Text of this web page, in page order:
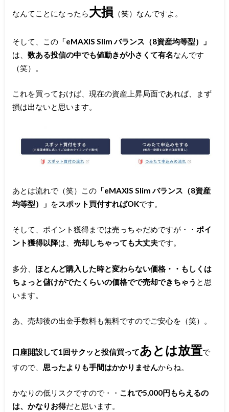
なんてことになったら大損 （笑）なんですよ。
そして、この「eMAXIS Slim バランス（8資産均等型）」
は、 数ある投信の中でも値動きが小さくて有名なんです
（笑）。
これを買っておけば、現在の資産上昇局面であれば、まず
損は出ないと思います。
あとは流れで（笑）この「eMAXIS Slim バランス（8資産
均等型）」 をスポット買付すればOKです。
そして、ポイント獲得までは売っちゃだめですが・・ ポイ
ント獲得以降は、 売却しちゃっても大丈夫です。
多分、 ほとんど購入した時と変わらない価格・・もしくは
ちょっと儲けがでたくらいの価格でで売却できちゃう と思
います。
あ、売却後の出金手数料も無料ですのでご安心を（笑）。
口座開設して1回サクッと投信買ってあとは放置で
すので、 思ったよりも手間はかかりませんからね。
かなりの低リスクですので・・ これで5,000円もらえるの
は、かなりお得だと思います。